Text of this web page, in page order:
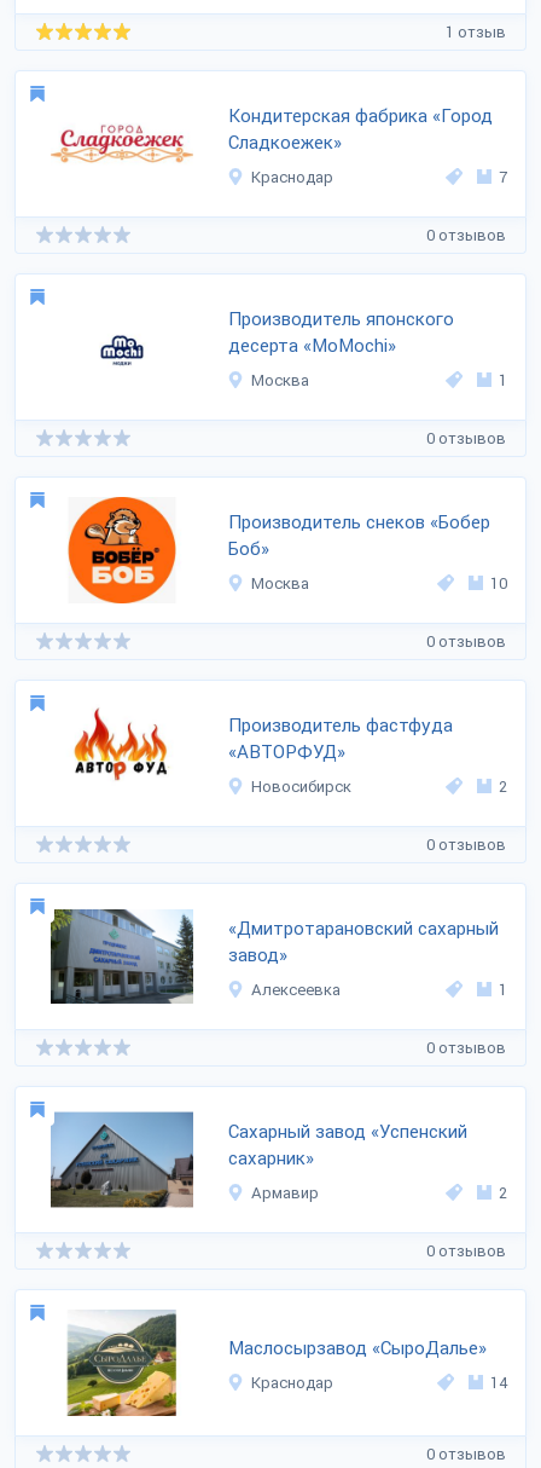
1 отзыв
Кондитерская фабрика «Город
Сладкоежек»
Краснодар 7
0 отзывов
Производитель японского
десерта «MoMochi»
Москва 1
0 отзывов
Производитель снеков «Бобер
Боб»
Москва 10
0 отзывов
Производитель фастфуда
«АВТОРФУД»
Новосибирск 2
0 отзывов
«Дмитротарановский сахарный
завод»
Алексеевка 1
0 отзывов
Сахарный завод «Успенский
сахарник»
Армавир 2
0 отзывов
Маслосырзавод «СыроДалье»
Краснодар 14
0 отзывов